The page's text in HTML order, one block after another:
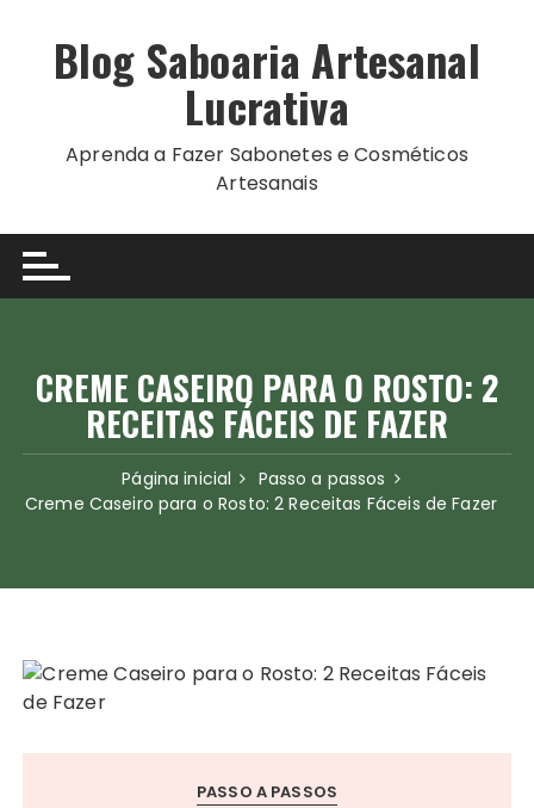
Blog Saboaria Artesanal
Lucrativa
Aprenda a Fazer Sabonetes e Cosméticos
Artesanais
CREME CASEIRO PARA O ROSTO: 2
RECEITAS FÁCEIS DE FAZER
Página inicial
Passo a passos
Creme Caseiro para o Rosto: 2 Receitas Fáceis de Fazer
PASSO A PASSOS